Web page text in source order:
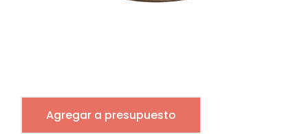
Agregar a presupuesto